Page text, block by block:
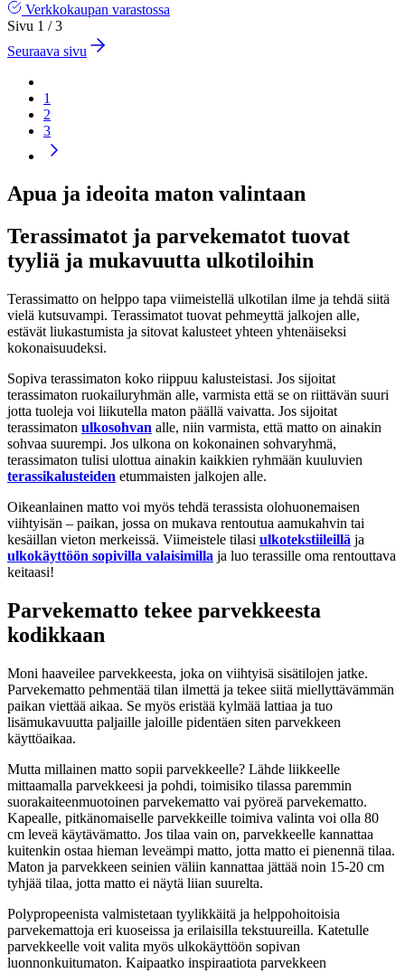
Verkkokaupan varastossa
Sivu 1 / 3
Seuraava sivu
1
2
3
Apua ja ideoita maton valintaan
Terassimatot ja parvekematot tuovat
tyyliä ja mukavuutta ulkotiloihin
Terassimatto on helppo tapa viimeistellä ulkotilan ilme ja tehdä siitä
vielä kutsuvampi. Terassimatot tuovat pehmeyttä jalkojen alle,
estävät liukastumista ja sitovat kalusteet yhteen yhtenäiseksi
kokonaisuudeksi.
Sopiva terassimaton koko riippuu kalusteistasi. Jos sijoitat
terassimaton ruokailuryhmän alle, varmista että se on riittävän suuri
jotta tuoleja voi liikutella maton päällä vaivatta. Jos sijoitat
terassimaton ulkosohvan alle, niin varmista, että matto on ainakin
sohvaa suurempi. Jos ulkona on kokonainen sohvaryhmä,
terassimaton tulisi ulottua ainakin kaikkien ryhmään kuuluvien
terassikalusteiden etummaisten jalkojen alle.
Oikeanlainen matto voi myös tehdä terassista olohuonemaisen
viihtyisän – paikan, jossa on mukava rentoutua aamukahvin tai
kesäillan vieton merkeissä. Viimeistele tilasi ulkotekstiileillä ja
ulkokäyttöön sopivilla valaisimilla ja luo terassille oma rentouttava
keitaasi!
Parvekematto tekee parvekkeesta
kodikkaan
Moni haaveilee parvekkeesta, joka on viihtyisä sisätilojen jatke.
Parvekematto pehmentää tilan ilmettä ja tekee siitä miellyttävämmän
paikan viettää aikaa. Se myös eristää kylmää lattiaa ja tuo
lisämukavuutta paljaille jaloille pidentäen siten parvekkeen
käyttöaikaa.
Mutta millainen matto sopii parvekkeelle? Lähde liikkeelle
mittaamalla parvekkeesi ja pohdi, toimisiko tilassa paremmin
suorakaiteenmuotoinen parvekematto vai pyöreä parvekematto.
Kapealle, pitkänomaiselle parvekkeille toimiva valinta voi olla 80
cm leveä käytävämatto. Jos tilaa vain on, parvekkeelle kannattaa
kuitenkin ostaa hieman leveämpi matto, jotta matto ei pienennä tilaa.
Maton ja parvekkeen seinien väliin kannattaa jättää noin 15-20 cm
tyhjää tilaa, jotta matto ei näytä liian suurelta.
Polypropeenista valmistetaan tyylikkäitä ja helppohoitoisia
parvekemattoja eri kuoseissa ja erilaisilla tekstuureilla. Katetulle
parvekkeelle voit valita myös ulkokäyttöön sopivan
luonnonkuitumaton. Kaipaatko inspiraatiota parvekkeen